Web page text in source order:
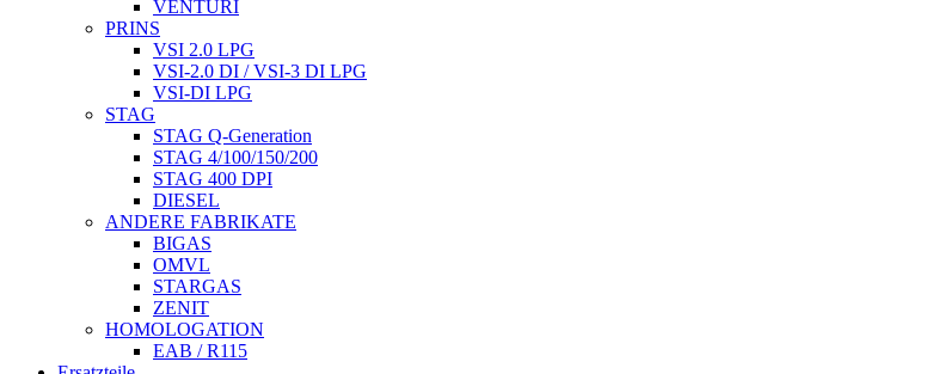
VENTURI
PRINS
VSI 2.0 LPG
VSI-2.0 DI / VSI-3 DI LPG
VSI-DI LPG
STAG
STAG Q-Generation
STAG 4/100/150/200
STAG 400 DPI
DIESEL
ANDERE FABRIKATE
BIGAS
OMVL
STARGAS
ZENIT
HOMOLOGATION
EAB / R115